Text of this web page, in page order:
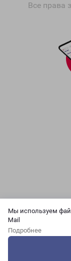
Мы используем
Mail
Подробнее
Все права